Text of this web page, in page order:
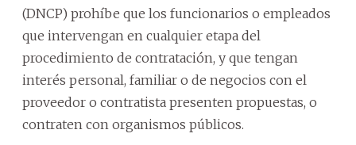
(DNCP) prohíbe que los funcionarios o empleados
que intervengan en cualquier etapa del
procedimiento de contratación, y que tengan
interés personal, familiar o de negocios con el
proveedor o contratista presenten propuestas, o
contraten con organismos públicos.